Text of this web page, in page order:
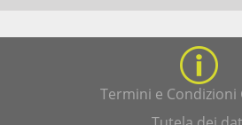
Termini e Condizioni